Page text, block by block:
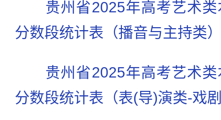
贵州省2025年高考艺术
分数段统计表（播音与主持类
贵州省2025年高考艺术
分数段统计表（表(导)演类-戏